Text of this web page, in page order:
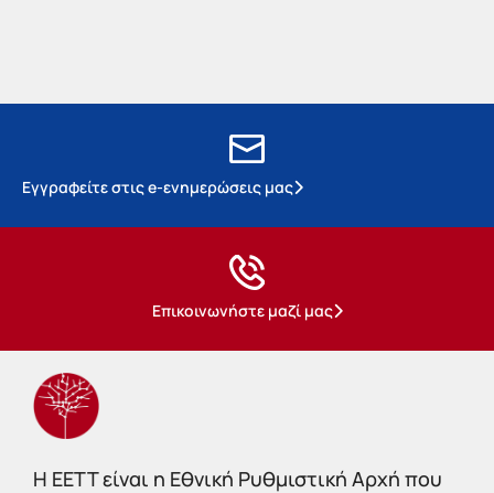
Εγγραφείτε στις e-ενημερώσεις μας
Επικοινωνήστε μαζί μας
Η EETT είναι η Εθνική Ρυθμιστική Αρχή που